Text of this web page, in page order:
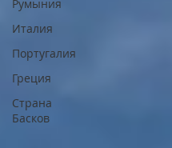
Румыния
Италия
Португалия
Греция
Страна
Басков